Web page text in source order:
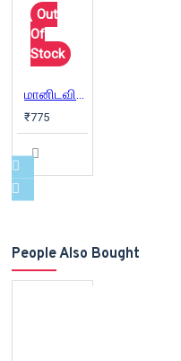
Out
Of
Stock
மானிடவியல் நூல்கள் (Combo)
₹775
People Also Bought